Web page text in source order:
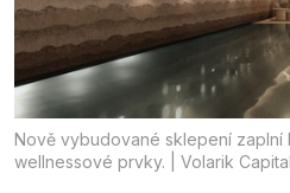
Nově vybudované sklepení zaplní
wellnessové prvky. | Volarik Capital